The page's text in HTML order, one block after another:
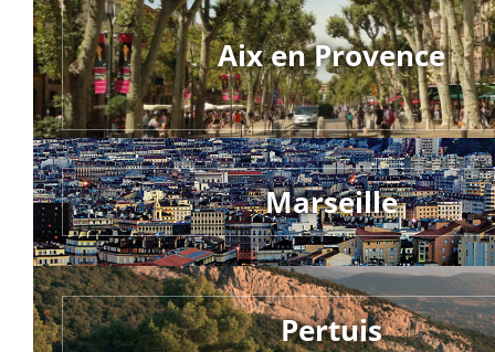
Aix en Provence
Marseille
Pertuis